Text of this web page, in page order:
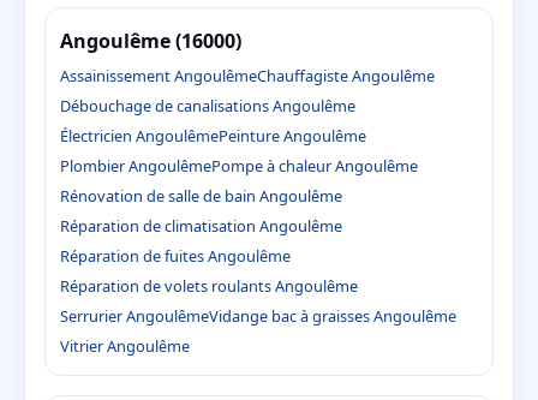
Angoulême (16000)
Assainissement AngoulêmeChauffagiste Angoulême
Débouchage de canalisations Angoulême
Électricien AngoulêmePeinture Angoulême
Plombier AngoulêmePompe à chaleur Angoulême
Rénovation de salle de bain Angoulême
Réparation de climatisation Angoulême
Réparation de fuites Angoulême
Réparation de volets roulants Angoulême
Serrurier AngoulêmeVidange bac à graisses Angoulême
Vitrier Angoulême